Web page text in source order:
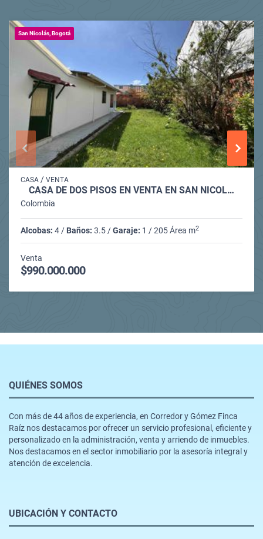
San Nicolás, Bogotá
CASA / VENTA
CASA DE DOS PISOS EN VENTA EN SAN NICOL…
Colombia
Alcobas: 4 / Baños: 3.5 /Garaje: 1 / 205 Área m2
Venta
$990.000.000
QUIÉNES SOMOS
Con más de 44 años de experiencia, en Corredor y Gómez Finca
Raíz nos destacamos por ofrecer un servicio profesional, eficiente y
personalizado en la administración, venta y arriendo de inmuebles.
Nos destacamos en el sector inmobiliario por la asesoría integral y
atención de excelencia.
UBICACIÓN Y CONTACTO